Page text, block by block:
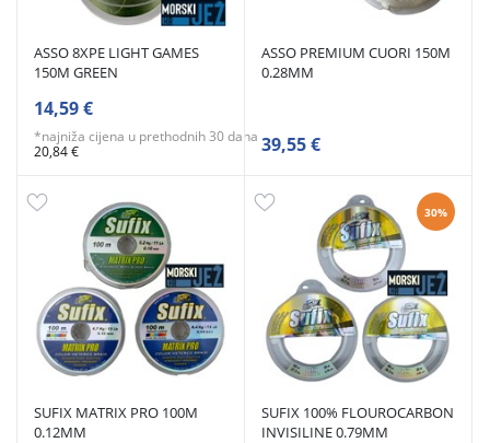
ASSO 8XPE LIGHT GAMES
150M GREEN
14,59 €
*najniža cijena u prethodnih 30 dana
20,84 €
ASSO PREMIUM CUORI 150M
0.28MM
39,55 €
SUFIX MATRIX PRO 100M
0.12MM
30%
SUFIX 100% FLOUROCARBON
INVISILINE 0.79MM